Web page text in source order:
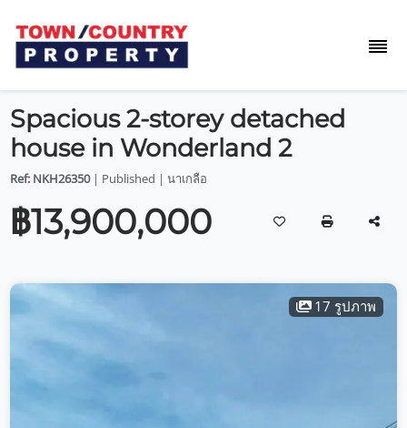
Spacious 2-storey detached
house in Wonderland 2
Ref: NKH26350| Published | นาเกลือ
฿13,900,000
17 รูปภาพ